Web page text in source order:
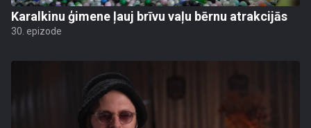
Karalkinu ģimene ļauj brīvu vaļu bērnu atrakcijās
30. epizode